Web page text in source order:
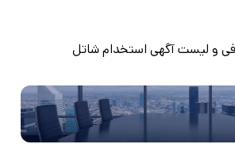
و لیست آگهی استخدام شاتل